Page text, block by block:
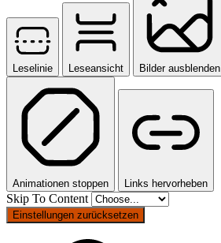
Leselinie Leseansicht Bilder ausblenden
Animationen stoppen Links hervorheben
Skip To Content
Einstellungen zurücksetzen